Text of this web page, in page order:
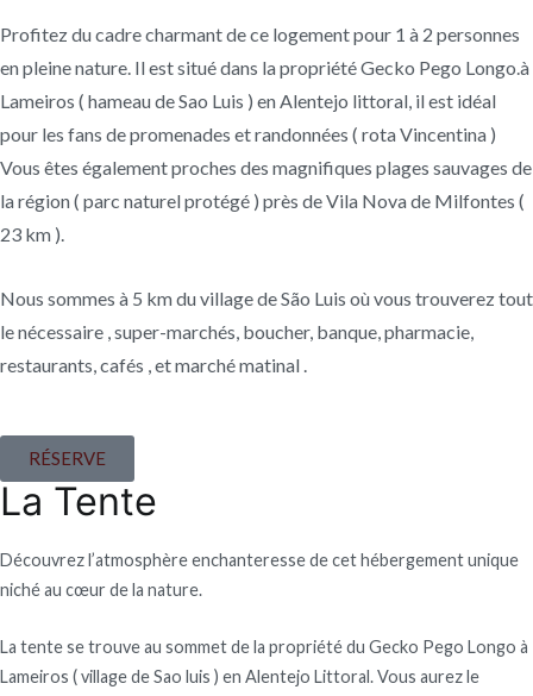
Profitez du cadre charmant de ce logement pour 1 à 2 personnes
en pleine nature. Il est situé dans la propriété Gecko Pego Longo.à
Lameiros ( hameau de Sao Luis ) en Alentejo littoral, il est idéal
pour les fans de promenades et randonnées ( rota Vincentina )
Vous êtes également proches des magnifiques plages sauvages de
la région ( parc naturel protégé ) près de Vila Nova de Milfontes (
23 km ).
Nous sommes à 5 km du village de São Luis où vous trouverez tout
le nécessaire , super-marchés, boucher, banque, pharmacie,
restaurants, cafés , et marché matinal .
RÉSERVE
La Tente
Découvrez l’atmosphère enchanteresse de cet hébergement unique
niché au cœur de la nature.
La tente se trouve au sommet de la propriété du Gecko Pego Longo à
Lameiros ( village de Sao luis ) en Alentejo Littoral. Vous aurez le